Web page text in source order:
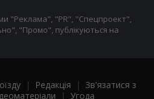
"Реклама", "PR", "Спецпроект",
"Промо", публікуються на
| Редакція | Зв'язатися з
| Угода